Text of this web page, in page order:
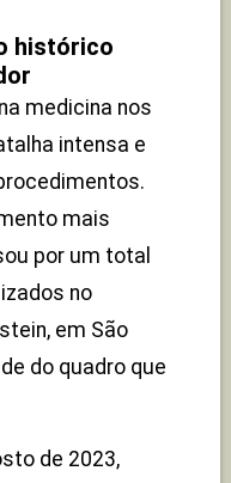
histórico
medicina nos
intensa e
mais
por um total
no
em São
do quadro que
de 2023,